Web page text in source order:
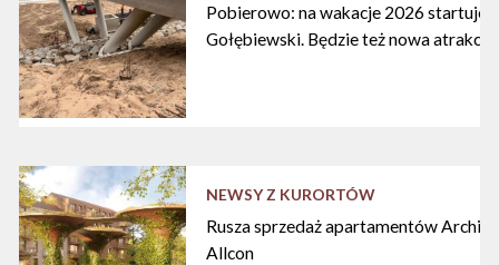
Pobierowo: na wakacje 2026 startuje
Gołębiewski. Będzie też nowa atrakcja
NEWSY Z KURORTÓW
Rusza sprzedaż apartamentów
Allcon